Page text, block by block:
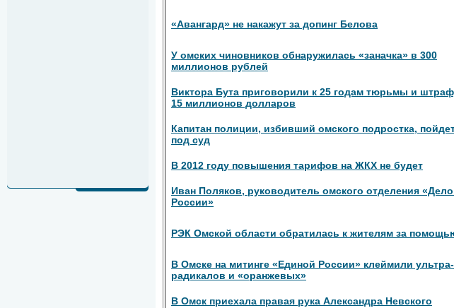
«Авангард» не накажут за допинг Белова
У омских чиновников обнаружилась «заначка» в 300
миллионов рублей
Виктора Бута приговорили к 25 годам тюрьмы и
15 миллионов долларов
Капитан полиции, избивший омского подростка,
под суд
В 2012 году повышения тарифов на ЖКХ не будет
Иван Поляков, руководитель омского отделения
России»
РЭК Омской области обратилась к жителям за
В Омске на митинге «Единой России» клеймили ультра-
радикалов и «оранжевых»
В Омск приехала правая рука Александра Невского